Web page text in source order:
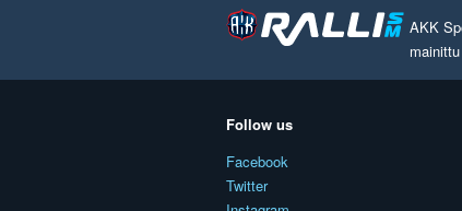
AKK
mainittu
Follow us
Facebook
Twitter